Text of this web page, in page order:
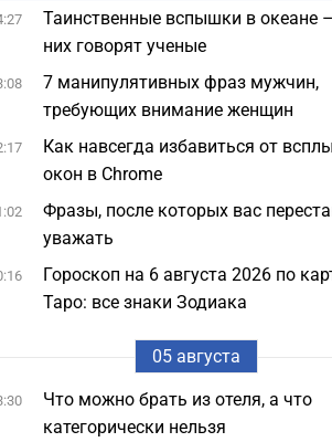
Таинственные вспышки в океане
них говорят ученые
7 манипулятивных фраз мужчин,
требующих внимание женщин
Как навсегда избавиться от
окон в Chrome
Фразы, после которых вас
уважать
Гороскоп на 6 августа 2026 по
Таро: все знаки Зодиака
05 августа
Что можно брать из отеля, а что
категорически нельзя